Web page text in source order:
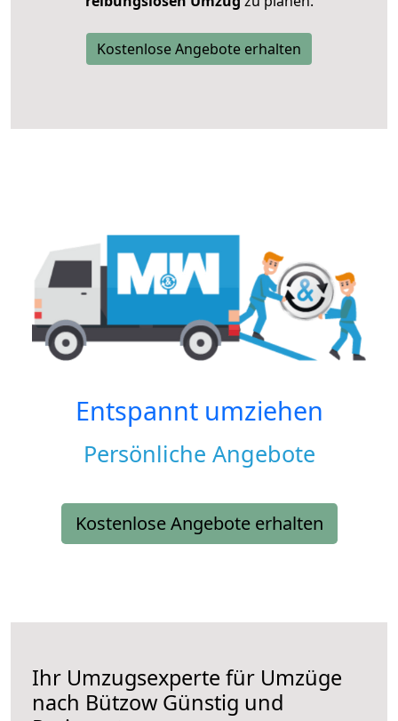
Kostenlose Angebote erhalten
Entspannt umziehen
Persönliche Angebote
Kostenlose Angebote erhalten
Ihr Umzugsexperte für Umzüge
nach Bützow Günstig und